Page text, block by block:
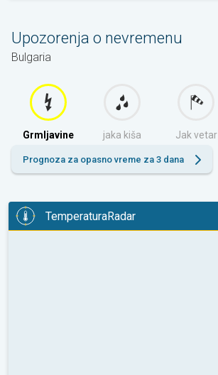
Upozorenja o nevremenu
Bulgaria
Grmljavine jaka kiša Jak vetar
Prognoza za opasno vreme za 3 dana
TemperaturaRadar